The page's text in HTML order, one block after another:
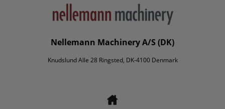
Nellemann Machinery A/S (DK)
Knudslund Alle 28 Ringsted, DK-4100 Denmark